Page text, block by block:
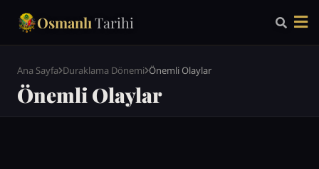
OsmanlıTarihi
Ana Sayfa Duraklama Dönemi Önemli Olaylar
Önemli Olaylar